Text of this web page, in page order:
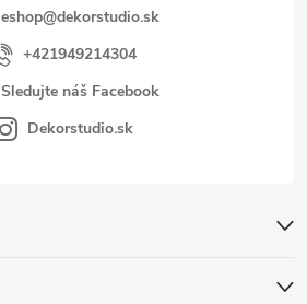
eshop@dekorstudio.sk
+421949214304
Sledujte náš Facebook
Dekorstudio.sk